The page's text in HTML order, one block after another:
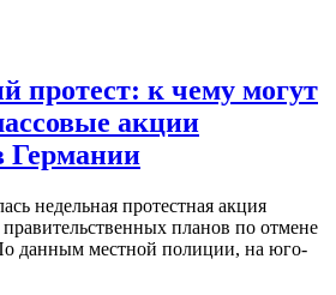
протест: к чему могут
акции
Германии
недельная протестная акция
планов по отмене
данным местной полиции, на юго-